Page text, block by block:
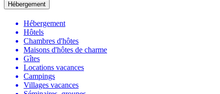
Hébergement
Hébergement
Hôtels
Chambres d'hôtes
Maisons d'hôtes de charme
Gîtes
Locations vacances
Campings
Villages vacances